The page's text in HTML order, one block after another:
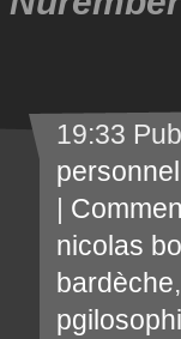
19:33
|
nicolas
bardèche